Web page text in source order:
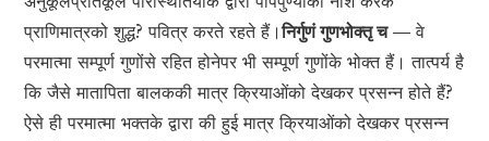
प्राणिमात्रको शुद्ध? पवित्र करते रहते हैं।निर्गुणं गुणभोक्तृ च —वे
परमात्मा सम्पूर्ण गुणोंसे रहित होनेपर भी सम्पूर्ण गुणोंके भोक्त हैं। तात्पर्य है
कि जैसे मातापिता बालककी मात्र क्रियाओंको देखकर प्रसन्न होते हैं?
ऐसे ही परमात्मा भक्तके द्वारा की हुई मात्र क्रियाओंको देखकर प्रसन्न